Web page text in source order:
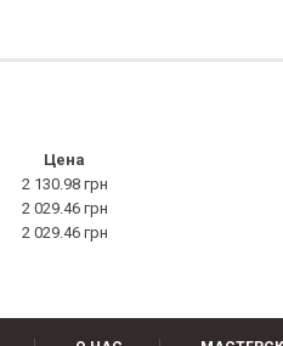
Цена
2 130.98 грн
2 029.46 грн
2 029.46 грн